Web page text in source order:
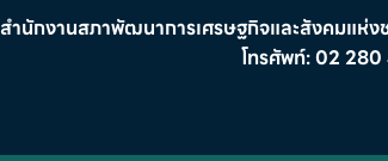
สำนักงานสภาพัฒนาการเศรษฐกิจและสังคมแห่
โทรศัพท์: 02